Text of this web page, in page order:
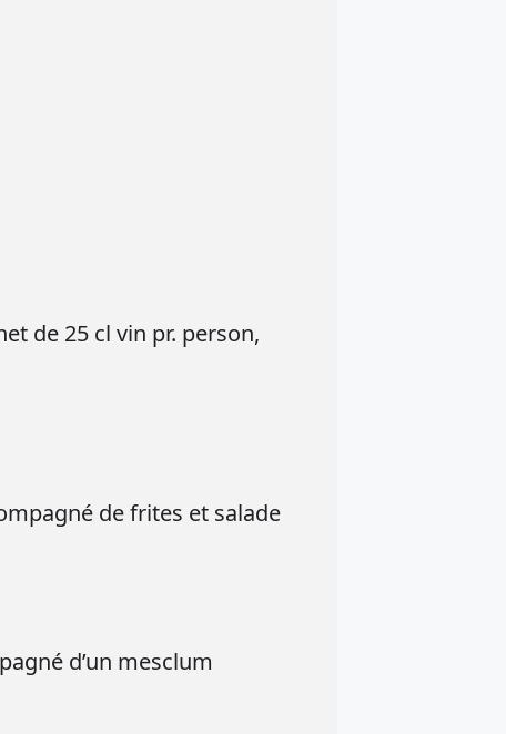
de 25 cl vin pr. person,
de frites et salade
d’un mesclum